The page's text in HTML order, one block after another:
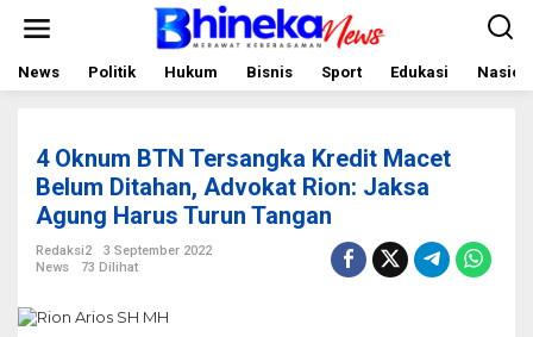
News Politik Hukum Bisnis Sport Edukasi
4 Oknum BTN Tersangka Kredit Macet
Belum Ditahan, Advokat Rion: Jaksa
Agung Harus Turun Tangan
Redaksi2
3 September 2022
News
73 Dilihat